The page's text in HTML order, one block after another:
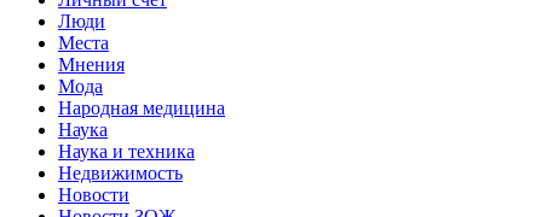
Люди
Места
Мнения
Мода
Народная медицина
Наука
Наука и техника
Недвижимость
Новости